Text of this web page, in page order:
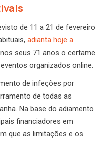
de 11 a 21 de fevereiro
adianta hoje a
seus 71 anos o certame
organizados online.
de infeções por
de todas as
Na base do adiamento
financiadores em
que as limitações e os